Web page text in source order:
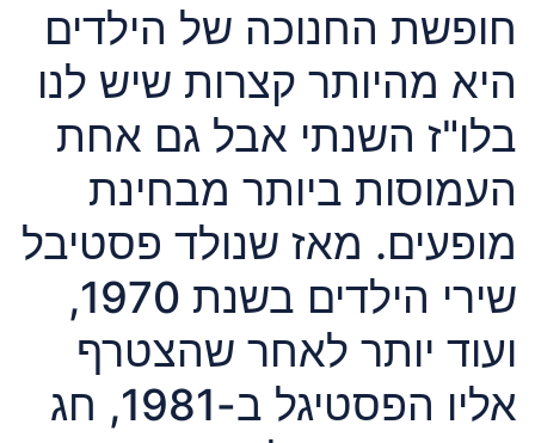
כרטיס חדש
כאל בשבילך
חופשת החנוכה של הילדים
היא מהיותר קצרות שיש לנו
בלו"ז השנתי אבל גם אחת
העמוסות ביותר מבחינת
מופעים. מאז שנולד פסטיבל
שירי הילדים בשנת 1970,
ועוד יותר לאחר שהצטרף
אליו הפסטיגל ב-1981, חג